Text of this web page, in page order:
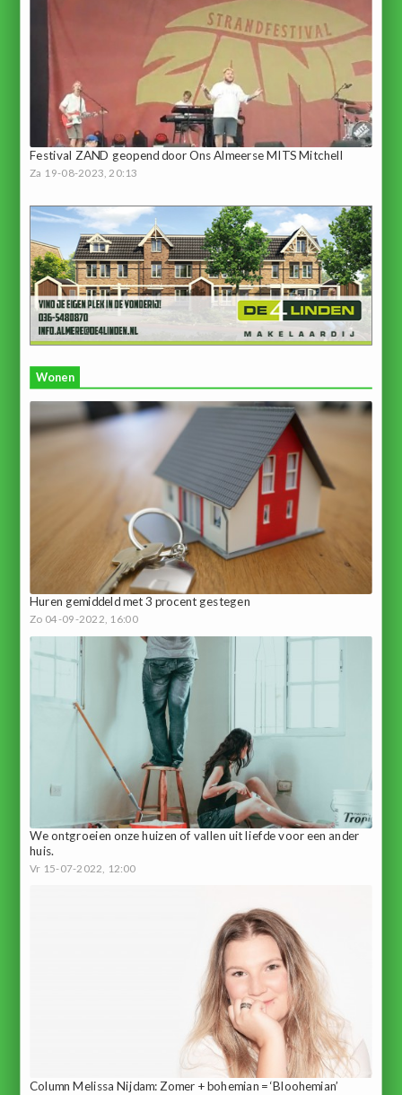
Festival ZAND geopend door Ons Almeerse MITS Mitchell
Za 19-08-2023, 20:13
Wonen
Huren gemiddeld met 3 procent gestegen
Zo 04-09-2022, 16:00
We ontgroeien onze huizen of vallen uit liefde voor een ander
huis.
Vr 15-07-2022, 12:00
Column Melissa Nijdam: Zomer + bohemian = ‘Bloohemian’